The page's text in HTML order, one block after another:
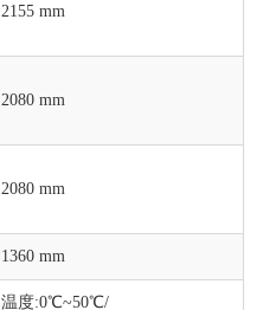
2155 mm
2080 mm
2080 mm
1360 mm
温度:0℃~50℃/